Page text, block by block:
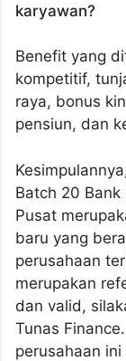
karyawan?
Benefit yang
kompetitif,
raya, bonus
pensiun, dan
Batch 20
Pusat
baru yang
perusahaan
merupakan
dan valid,
Tunas
perusahaan